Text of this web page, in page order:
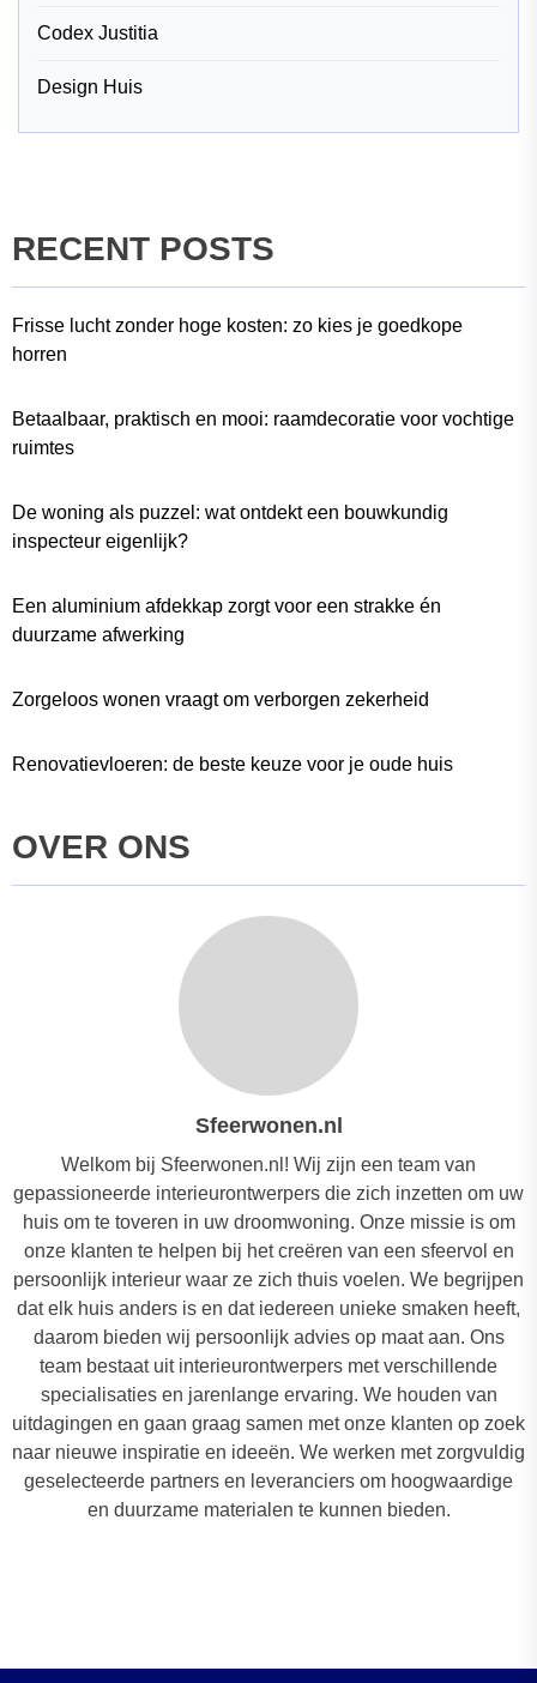
Codex Justitia
Design Huis
RECENT POSTS
Frisse lucht zonder hoge kosten: zo kies je goedkope
horren
Betaalbaar, praktisch en mooi: raamdecoratie voor vochtige
ruimtes
De woning als puzzel: wat ontdekt een bouwkundig
inspecteur eigenlijk?
Een aluminium afdekkap zorgt voor een strakke én
duurzame afwerking
Zorgeloos wonen vraagt om verborgen zekerheid
Renovatievloeren: de beste keuze voor je oude huis
OVER ONS
Sfeerwonen.nl
Welkom bij Sfeerwonen.nl! Wij zijn een team van
gepassioneerde interieurontwerpers die zich inzetten om uw
huis om te toveren in uw droomwoning. Onze missie is om
onze klanten te helpen bij het creëren van een sfeervol en
persoonlijk interieur waar ze zich thuis voelen. We begrijpen
dat elk huis anders is en dat iedereen unieke smaken heeft,
daarom bieden wij persoonlijk advies op maat aan. Ons
team bestaat uit interieurontwerpers met verschillende
specialisaties en jarenlange ervaring. We houden van
uitdagingen en gaan graag samen met onze klanten op zoek
naar nieuwe inspiratie en ideeën. We werken met zorgvuldig
geselecteerde partners en leveranciers om hoogwaardige
en duurzame materialen te kunnen bieden.